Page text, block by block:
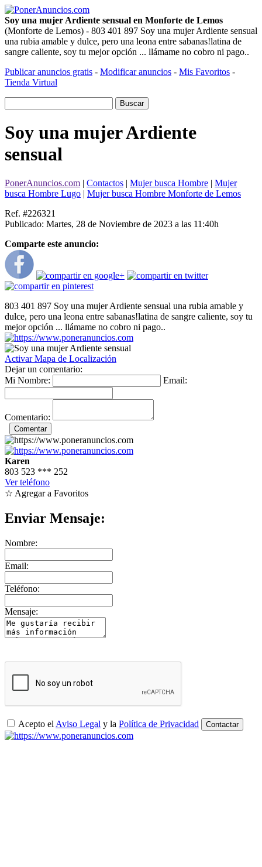
Soy una mujer Ardiente sensual en Monforte de Lemos
(Monforte de Lemos) - 803 401 897 Soy una mujer Ardiente sensual
una rubia amable y dulce, pero una leona entre sabanas!latina de
sangre caliente, soy tu mejor opción ... llámame no cobro ni pago..
Publicar anuncios gratis - Modificar anuncios - Mis Favoritos -
Tienda Virtual
Soy una mujer Ardiente
sensual
PonerAnuncios.com | Contactos | Mujer busca Hombre | Mujer
busca Hombre Lugo | Mujer busca Hombre Monforte de Lemos
Ref. #226321
Publicado: Martes, 28 de Noviembre de 2023 a las 11:40h
Comparte este anuncio:
803 401 897 Soy una mujer Ardiente sensual una rubia amable y
dulce, pero una leona entre sabanas!latina de sangre caliente, soy tu
mejor opción ... llámame no cobro ni pago..
Activar Mapa de Localización
Dejar un comentario:
Mi Nombre:
Email:
Comentario:
Karen
803 523 *** 252
Ver teléfono
☆ Agregar a Favoritos
Enviar Mensaje:
Nombre:
Email:
Teléfono:
Mensaje:
Acepto el Aviso Legal y la Política de Privacidad